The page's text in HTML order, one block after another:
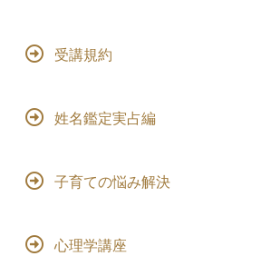
受講規約
姓名鑑定実占編
子育ての悩み解決
心理学講座